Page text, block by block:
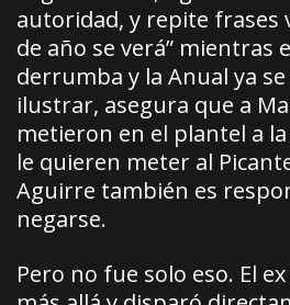
autoridad, y repite frases
de año se verá” mientras
derrumba y la Anual ya se
ilustrar, asegura que a
metieron en el plantel a
le quieren meter al
Aguirre también es
negarse.
Pero no fue solo eso. El